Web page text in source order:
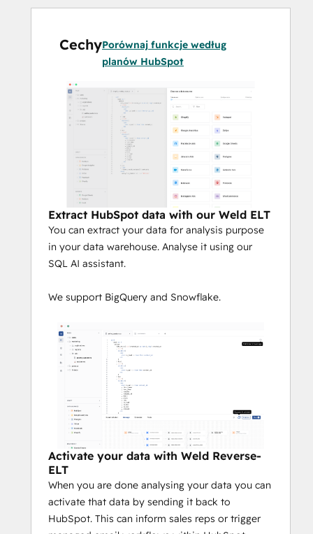
engineering and focus on driving business
CechyPorównaj funkcje według
planów HubSpot
Extract HubSpot data with our Weld ELT
You can extract your data for analysis purpose
in your data warehouse. Analyse it using our
SQL AI assistant.
We support BigQuery and Snowflake.
Activate your data with Weld Reverse-
ELT
When you are done analysing your data you can
activate that data by sending it back to
HubSpot. This can inform sales reps or trigger